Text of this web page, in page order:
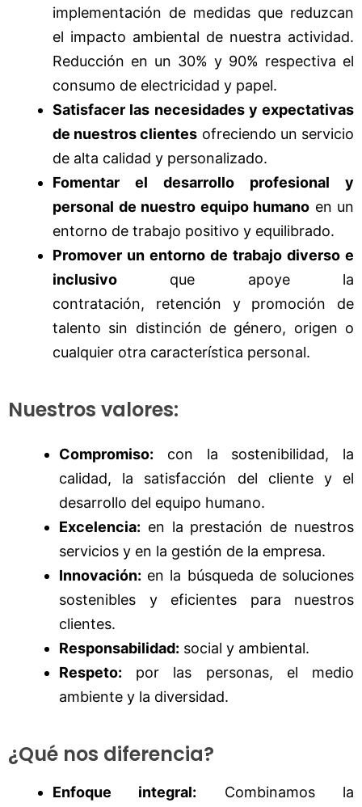
implementación de medidas que reduzcan
el impacto ambiental de nuestra actividad.
Reducción en un 30% y 90% respectiva el
consumo de electricidad y papel.
Satisfacer las necesidades y expectativas
de nuestros clientes ofreciendo un servicio
de alta calidad y personalizado.
Fomentar el desarrollo profesional y
personal de nuestro equipo humano en un
entorno de trabajo positivo y equilibrado.
Promover un entorno de trabajo diverso e
inclusivo que apoye la
contratación, retención y promoción de
talento sin distinción de género, origen o
cualquier otra característica personal.
Nuestros valores:
Compromiso: con la sostenibilidad, la
calidad, la satisfacción del cliente y el
desarrollo del equipo humano.
Excelencia: en la prestación de nuestros
servicios y en la gestión de la empresa.
Innovación: en la búsqueda de soluciones
sostenibles y eficientes para nuestros
clientes.
Responsabilidad: social y ambiental.
Respeto: por las personas, el medio
ambiente y la diversidad.
¿Qué nos diferencia?
Enfoque integral: Combinamos la